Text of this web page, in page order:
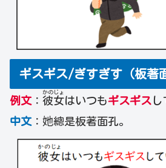
ギスギス/ぎすぎす（板著
例文 ： 彼
かの
女
じょ
はいつもギスギス し
中文 ：她總是板著面孔。